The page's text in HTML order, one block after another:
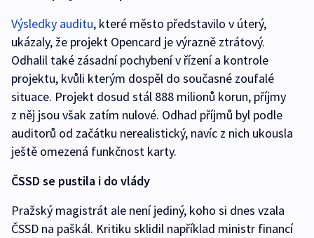
Výsledky auditu, které město představilo v úterý,
ukázaly, že projekt Opencard je výrazně ztrátový.
Odhalil také zásadní pochybení v řízení a kontrole
projektu, kvůli kterým dospěl do současné zoufalé
situace. Projekt dosud stál 888 milionů korun, příjmy
z něj jsou však zatím nulové. Odhad příjmů byl podle
auditorů od začátku nerealistický, navíc z nich ukousla
ještě omezená funkčnost karty.
ČSSD se pustila i do vlády
Pražský magistrát ale není jediný, koho si dnes vzala
ČSSD na paškál. Kritiku sklidil například ministr financí